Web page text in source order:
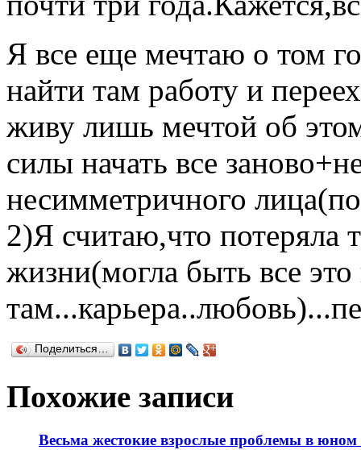
Я все еще мечтаю о том
найти там работу и
живу лишь мечтой об
силы начать все
несимметричного
2)Я считаю,что потеряла
жизни(могла быть все
Поделиться…
Похожие записи
Весьма жестокие взрослые проблемы в юном